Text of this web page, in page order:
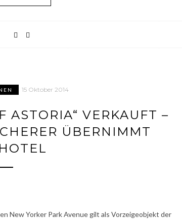
15 Oktober 2014
ASTORIA“ VERKAUFT –
ÜBERNIMMT
New Yorker Park Avenue gilt als Vorzeigeobjekt der